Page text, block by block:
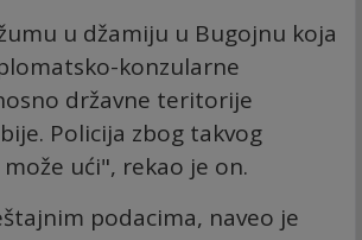
u džamiju u Bugojnu koja
konzularne
državne teritorije
Policija zbog takvog
ući", rekao je on.
podacima, naveo je